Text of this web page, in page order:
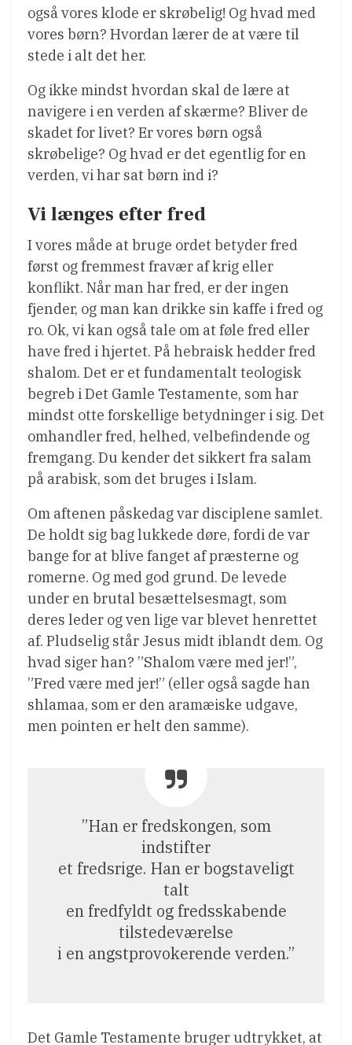
også vores klode er skrøbelig! Og hvad med
vores børn? Hvordan lærer de at være til
stede i alt det her.
Og ikke mindst hvordan skal de lære at
navigere i en verden af skærme? Bliver de
skadet for livet? Er vores børn også
skrøbelige? Og hvad er det egentlig for en
verden, vi har sat børn ind i?
Vi længes efter fred
I vores måde at bruge ordet betyder fred
først og fremmest fravær af krig eller
konflikt. Når man har fred, er der ingen
fjender, og man kan drikke sin kaffe i fred og
ro. Ok, vi kan også tale om at føle fred eller
have fred i hjertet. På hebraisk hedder fred
shalom. Det er et fundamentalt teologisk
begreb i Det Gamle Testamente, som har
mindst otte forskellige betydninger i sig. Det
omhandler fred, helhed, velbefindende og
fremgang. Du kender det sikkert fra salam
på arabisk, som det bruges i Islam.
Om aftenen påskedag var disciplene samlet.
De holdt sig bag lukkede døre, fordi de var
bange for at blive fanget af præsterne og
romerne. Og med god grund. De levede
under en brutal besættelsesmagt, som
deres leder og ven lige var blevet henrettet
af. Pludselig står Jesus midt iblandt dem. Og
hvad siger han? ”Shalom være med jer!”,
”Fred være med jer!” (eller også sagde han
shlamaa, som er den aramæiske udgave,
men pointen er helt den samme).
”Han er fredskongen, som
indstifter
et fredsrige. Han er bogstaveligt
talt
en fredfyldt og fredsskabende
tilstedeværelse
i en angstprovokerende verden.”
Det Gamle Testamente bruger udtrykket, at